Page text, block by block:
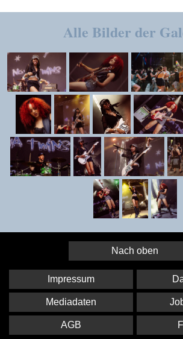
Alle Bilder der
Nach oben
Impressum
Mediadaten
AGB